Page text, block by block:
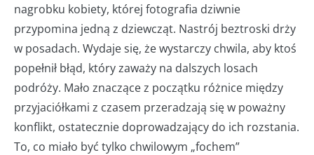
nagrobku kobiety, której fotografia dziwnie
przypomina jedną z dziewcząt. Nastrój beztroski drży
w posadach. Wydaje się, że wystarczy chwila, aby ktoś
popełnił błąd, który zaważy na dalszych losach
podróży. Mało znaczące z początku różnice między
przyjaciółkami z czasem przeradzają się w poważny
konflikt, ostatecznie doprowadzający do ich rozstania.
To, co miało być tylko chwilowym „fochem”